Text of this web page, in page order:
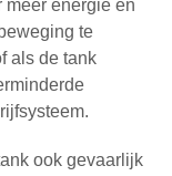
meer energie en
te
als de tank
ook gevaarlijk